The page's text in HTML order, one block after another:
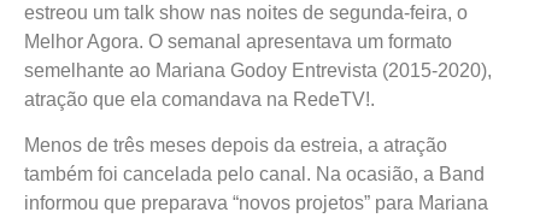
estreou um talk show nas noites de segunda-feira, o
Melhor Agora. O semanal apresentava um formato
semelhante ao Mariana Godoy Entrevista (2015-2020),
atração que ela comandava na RedeTV!.
Menos de três meses depois da estreia, a atração
também foi cancelada pelo canal . Na ocasião, a Band
informou que preparava “novos projetos” para Mariana